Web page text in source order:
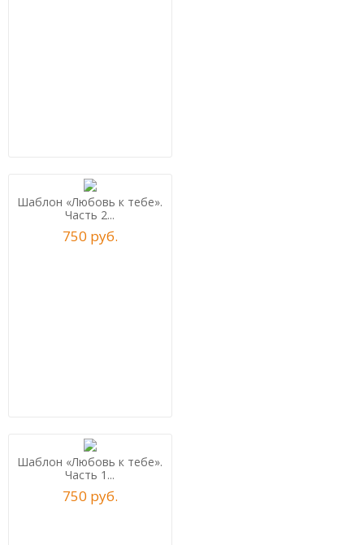
Шаблон «Любовь к тебе».
Часть 2...
750 руб.
Шаблон «Любовь к тебе».
Часть 1...
750 руб.